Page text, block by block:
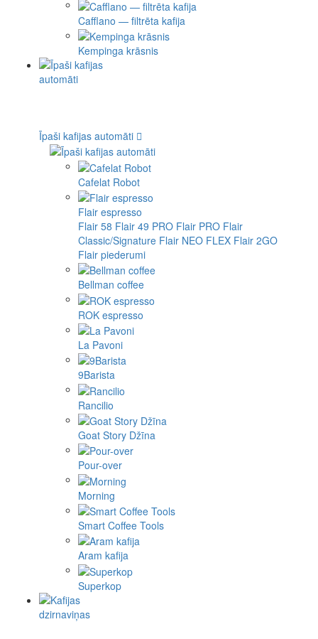
Cafflano — filtrēta kafija
Kempinga krāsnis
Īpaši kafijas automāti
Cafelat Robot
Flair espresso
Flair 58 Flair 49 PRO Flair PRO Flair
Classic/Signature Flair NEO FLEX Flair 2GO
Flair piederumi
Bellman coffee
ROK espresso
La Pavoni
9Barista
Rancilio
Goat Story Džīna
Pour-over
Morning
Smart Coffee Tools
Aram kafija
Superkop